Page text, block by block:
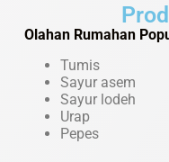
Olahan Rumahan
Tumis
Sayur asem
Sayur lodeh
Urap
Pepes